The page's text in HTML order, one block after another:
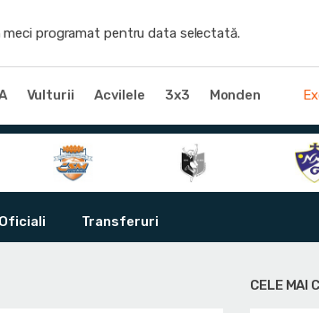
meci programat pentru data selectată.
Vulturii Acvilele 3x3 Monden
Oficiali Transferuri
CELE MAI